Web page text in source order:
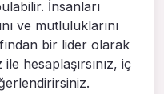
İnsanları
ve mutluluklarını
bir lider olarak
hesaplaşırsınız, iç